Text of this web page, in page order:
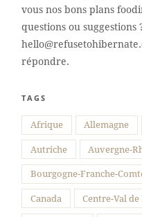
vous nos bons plans
questions ou
répondre.
TAGS
Afrique Allemagne
Autriche Auvergne-
Bourgogne-Franche-
Canada Centre-Val